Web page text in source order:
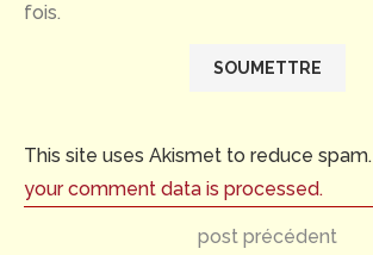
fois.
This site uses Akismet to reduce spam.
your comment data is processed.
post précédent